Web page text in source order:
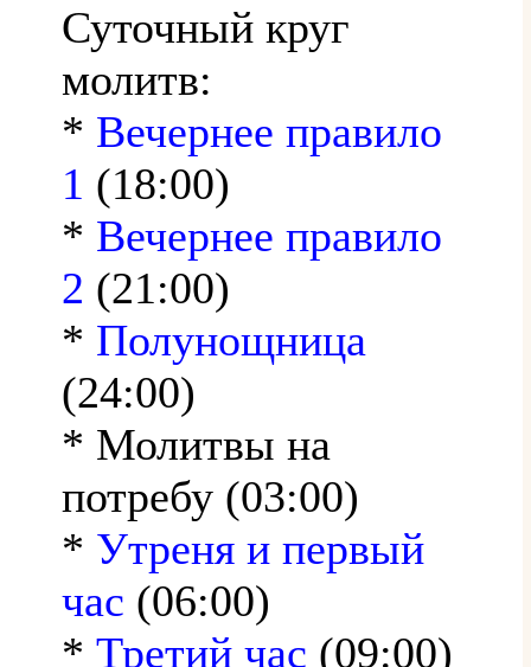
Суточный круг
молитв:
* Вечернее правило
1 (18:00)
* Вечернее правило
2 (21:00)
* Полунощница
(24:00)
* Молитвы на
потребу (03:00)
* Утреня и первый
час (06:00)
* Третий час (09:00)